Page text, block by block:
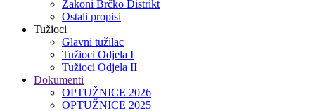
Zakoni Brčko Distrikt
Ostali propisi
Tužioci
Glavni tužilac
Tužioci Odjela I
Tužioci Odjela II
Dokumenti
OPTUŽNICE 2026
OPTUŽNICE 2025